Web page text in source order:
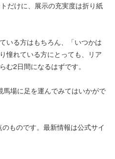
だけに、展示の充実度は折り紙
いる方はもちろん、「いつかは
憧れている方にとっても、リア
む2日間になるはずです。
場に足を運んでみてはいかがで
ものです。最新情報は公式サイ